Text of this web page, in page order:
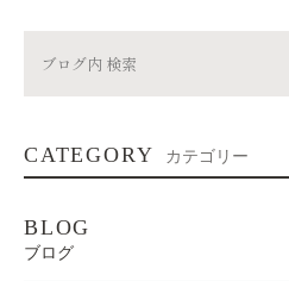
CATEGORY カテゴリー
BLOG
ブログ